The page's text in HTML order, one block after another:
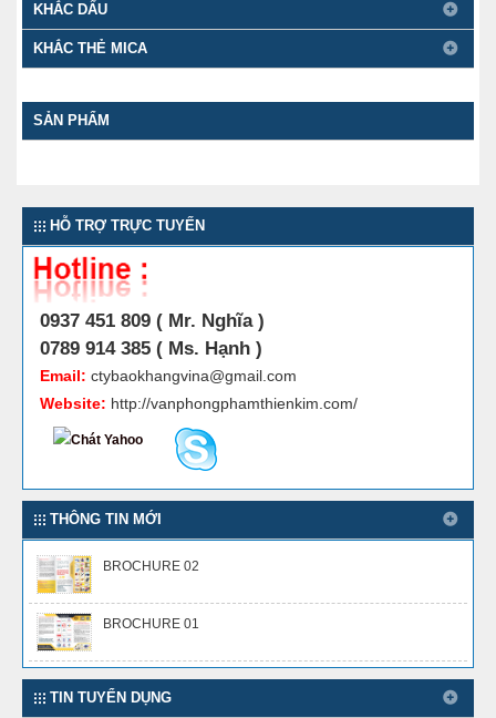
KHẮC DẤU
KHẮC THẺ MICA
SẢN PHẨM
HỖ TRỢ TRỰC TUYẾN
0937 451 809 ( Mr. Nghĩa )
0789 914 385 ( Ms. Hạnh )
Email: ctybaokhangvina@gmail.com
Website: http://vanphongphamthienkim.com/
THÔNG TIN MỚI
BROCHURE 02
BROCHURE 01
TIN TUYỂN DỤNG